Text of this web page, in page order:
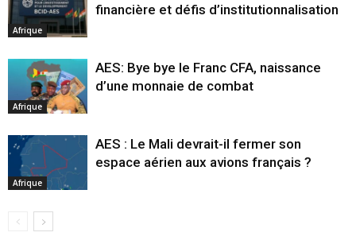
Afrique
financière et défis d’institutionnalisation
Afrique
AES: Bye bye le Franc CFA, naissance
d’une monnaie de combat
Afrique
AES : Le Mali devrait-il fermer son
espace aérien aux avions français ?